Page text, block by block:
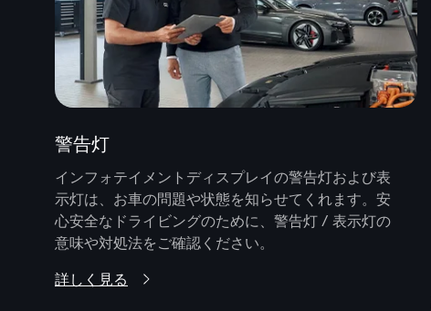
警告灯
インフォテイメントディスプレイの警告灯および表
示灯は、お車の問題や状態を知らせてくれます。安
心安全なドライビングのために、警告灯 / 表示灯の
意味や対処法をご確認ください。
詳しく見る